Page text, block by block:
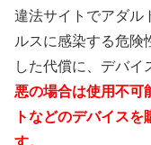
違法サイトでアダル
ルスに感染する危険
した代償に、デバイ
悪の場合は使用不可
トなどのデバイス
す。